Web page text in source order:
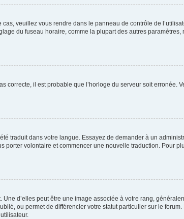
veuillez vous rendre dans le panneau de contrôle de
du fuseau horaire, comme la plupart des autres paramètres,
correcte, il est probable que l’horloge du serveur soit erronée.
traduit dans votre langue. Essayez de demander à un
volontaire et commencer une nouvelle traduction. Pour
d’elles peut être une image associée à votre rang,
ou permet de différencier votre statut particulier sur le forum.